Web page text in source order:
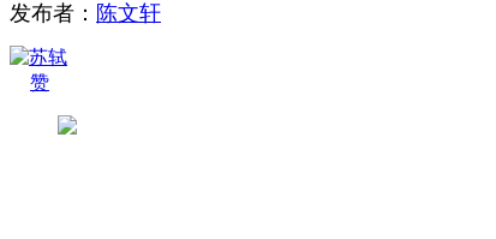
发布者： 陈文轩
赞